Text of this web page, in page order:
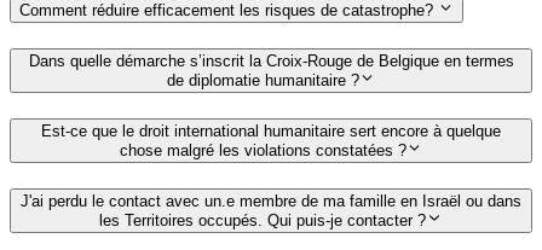
Comment réduire efficacement les risques de catastrophe?
Dans quelle démarche s’inscrit la Croix-Rouge de Belgique en termes
de diplomatie humanitaire ?
Est-ce que le droit international humanitaire sert encore à quelque
chose malgré les violations constatées ?
J'ai perdu le contact avec un.e membre de ma famille en Israël ou dans
les Territoires occupés. Qui puis-je contacter ?